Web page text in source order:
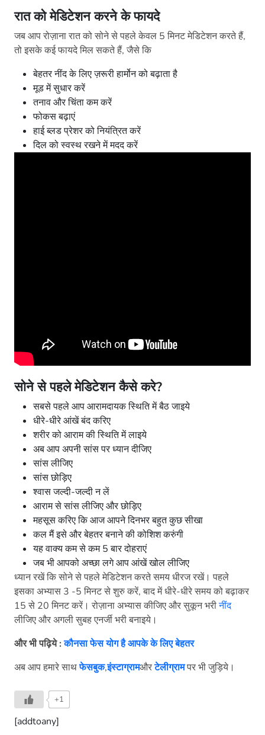
रात को मेडिटेशन करने के फायदे
जब आप रोज़ाना रात को सोने से पहले केवल 5 मिनट मेडिटेशन करते हैं,
तो इसके कई फायदे मिल सकते हैं, जैसे कि
बेहतर नींद के लिए ज़रूरी हार्मोन को बढ़ाता है
मूड में सुधार करें
तनाव और चिंता कम करें
फोकस बढ़ाएं
हाई ब्लड प्रेशर को नियंत्रित करें
दिल को स्वस्थ रखने में मदद करें
सोने से पहले मेडिटेशन कैसे करे?
सबसे पहले आप आरामदायक स्थिति में बैठ जाइये
धीरे-धीरे आंखें बंद करिए
शरीर को आराम की स्थिति में लाइये
अब आप अपनी सांस पर ध्यान दीजिए
सांस लीजिए
सांस छोड़िए
श्वास जल्दी-जल्दी न लें
आराम से सांस लीजिए और छोड़िए
महसूस करिए कि आज आपने दिनभर बहुत कुछ सीखा
कल मैं इसे और बेहतर बनाने की कोशिश करुंगी
यह वाक्य कम से कम 5 बार दोहराएं
जब भी आपको अच्छा लगे आप आंखें खोल लीजिए
ध्यान रखें कि सोने से पहले मेडिटेशन करते समय धीरज रखें। पहले
इसका अभ्यास 3 -5 मिनट से शुरु करें, बाद में धीरे-धीरे समय को बढ़ाकर
15 से 20 मिनट करें। रोज़ाना अभ्यास कीजिए और सुकून भरीनींद
लीजिए और अगली सुबह एनर्जी भरी बनाइये।
और भी पढ़िये : कौनसा फेस योग है आपके के लिए बेहतर
अब आप हमारे साथफेसबुक,इंस्टाग्रामऔरटेलीग्रामपर भी जुड़िये।
+1
[addtoany]